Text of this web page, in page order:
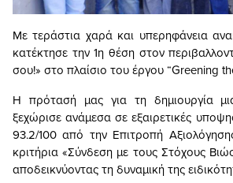
Με τεράστια χαρά και υπερηφάνεια
κατέκτησε την 1η θέση στον
σου!» στο πλαίσιο του έργου “Greening
Η πρότασή μας για τη δημιουργία
ξεχώρισε ανάμεσα σε εξαιρετικές
93.2/100 από την Επιτροπή
κριτήρια «Σύνδεση με τους Στόχους
αποδεικνύοντας τη δυναμική της